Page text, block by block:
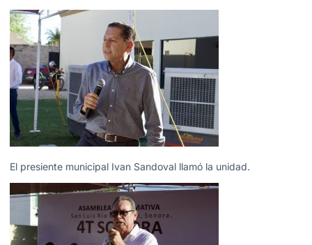
El presiente municipal Ivan Sandoval llamó la unidad.